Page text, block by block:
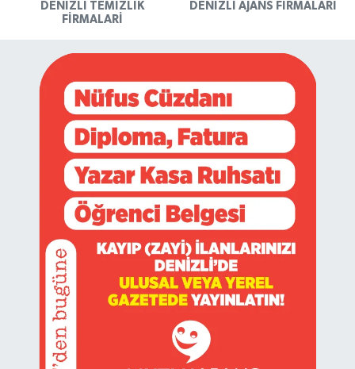
DENIZLI TEMIZLIK
FIRMALARI
DENIZLI AJANS FIRMALARI